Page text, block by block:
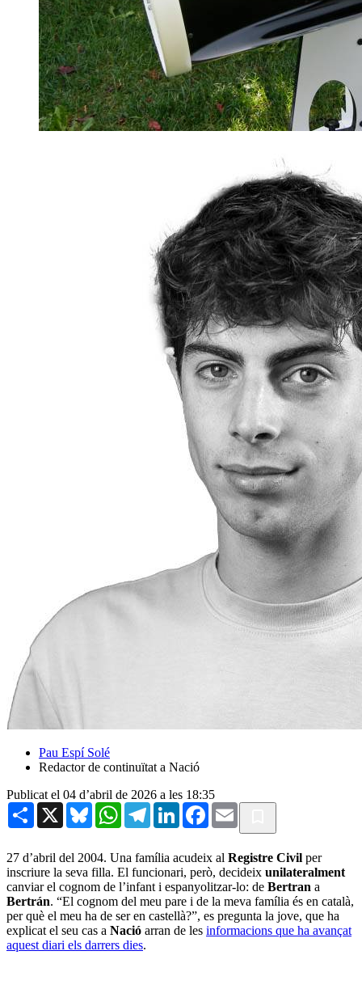
Pau Espí Solé
Redactor de continuïtat a Nació
Publicat el 04 d’abril de 2026 a les 18:35
Share X BlueskyWhatsAppTelegramLinkedInFacebook
Email
27 d’abril del 2004. Una família acudeix al Registre Civil per
inscriure la seva filla. El funcionari, però, decideix unilateralment
canviar el cognom de l’infant i espanyolitzar-lo: de Bertran a
Bertrán. “El cognom del meu pare i de la meva família és en català,
per què el meu ha de ser en castellà?”, es pregunta la jove, que ha
explicat el seu cas a Nació arran de les informacions que ha avançat
aquest diari els darrers dies.